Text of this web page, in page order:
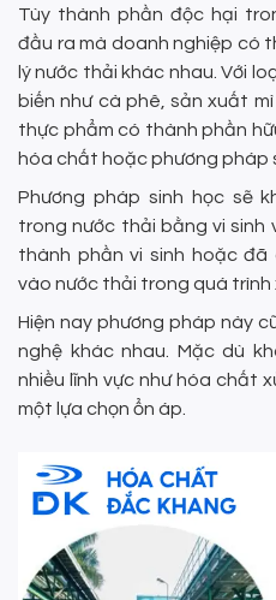
Tùy thành phần độc hại
đầu ra mà doanh nghiệp có
lý nước thải khác nhau. Với
biến như cà phê, sản xuất
thực phẩm có thành phần
hóa chất hoặc phương pháp
Phương pháp sinh học sẽ
trong nước thải bằng vi sinh
thành phần vi sinh hoặc
vào nước thải trong quá trình
Hiện nay phương pháp này
nghệ khác nhau. Mặc dù
nhiều lĩnh vực như hóa chất
một lựa chọn ổn áp.